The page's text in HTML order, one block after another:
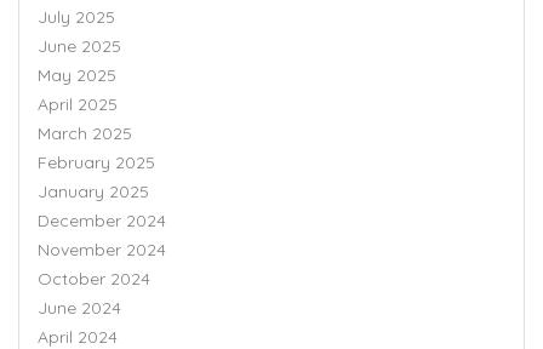
July 2025
June 2025
May 2025
April 2025
March 2025
February 2025
January 2025
December 2024
November 2024
October 2024
June 2024
April 2024